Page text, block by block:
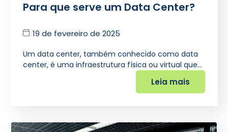
Para que serve um Data Center?
19 de fevereiro de 2025
Um data center, também conhecido como data
center, é uma infraestrutura física ou virtual que…
Leia mais